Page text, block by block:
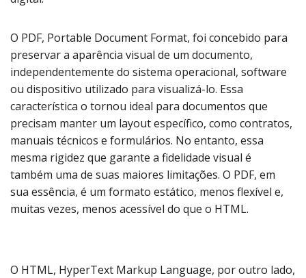
O PDF, Portable Document Format, foi concebido para
preservar a aparência visual de um documento,
independentemente do sistema operacional, software
ou dispositivo utilizado para visualizá-lo. Essa
característica o tornou ideal para documentos que
precisam manter um layout específico, como contratos,
manuais técnicos e formulários. No entanto, essa
mesma rigidez que garante a fidelidade visual é
também uma de suas maiores limitações. O PDF, em
sua essência, é um formato estático, menos flexível e,
muitas vezes, menos acessível do que o HTML.
O HTML, HyperText Markup Language, por outro lado,